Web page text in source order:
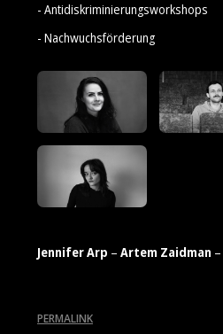
- Antidiskriminierungsworkshops
- Nachwuchsförderung
Jennifer Arp – Artem Zaidman –
PERMALINK